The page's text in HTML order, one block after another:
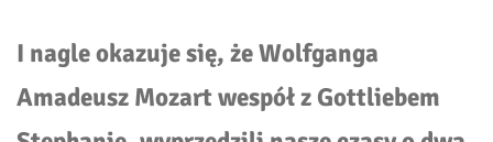
I nagle okazuje się, że Wolfganga
Amadeusz Mozart wespół z Gottliebem